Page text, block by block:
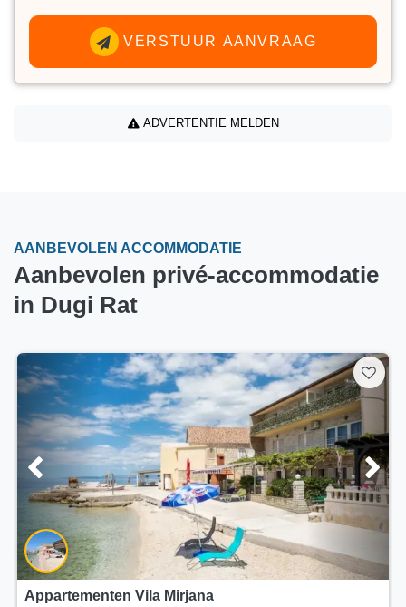
VERSTUUR AANVRAAG
ADVERTENTIE MELDEN
AANBEVOLEN ACCOMMODATIE
Aanbevolen privé-accommodatie
in Dugi Rat
Appartementen Vila Mirjana